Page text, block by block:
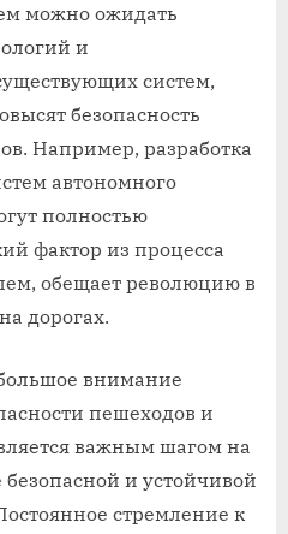
можно ожидать
и
систем‚
безопасность
Например‚ разработка
автономного
полностью
фактор из процесса
обещает революцию в
дорогах.
внимание
пешеходов и
важным шагом на
и устойчивой
стремление к